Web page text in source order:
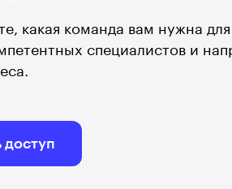
доступ
какая команда вам нужна
специалистов и